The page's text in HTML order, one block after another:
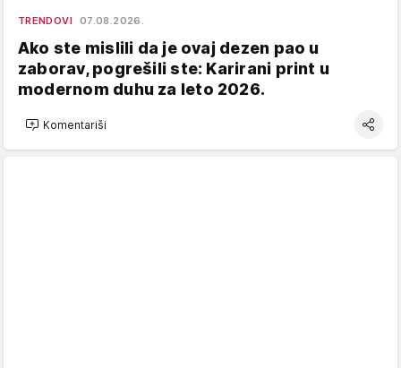
TRENDOVI 07.08.2026.
Ako ste mislili da je ovaj dezen pao u
zaborav, pogrešili ste: Karirani print u
modernom duhu za leto 2026.
Komentariši